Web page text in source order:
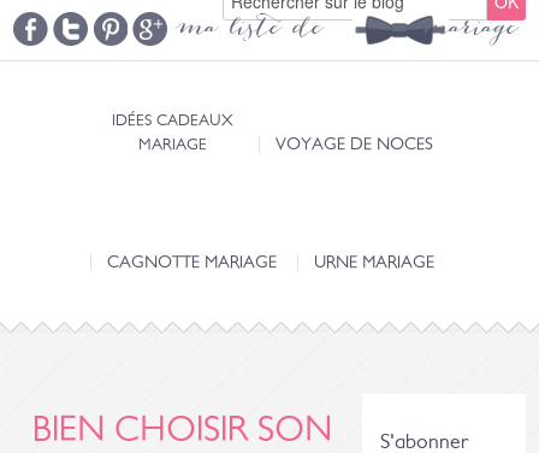
ma liste de mariage
IDÉES CADEAUX
MARIAGE
VOYAGE DE NOCES
CAGNOTTE MARIAGE URNE MARIAGE
BIEN CHOISIR SON
S'abonner